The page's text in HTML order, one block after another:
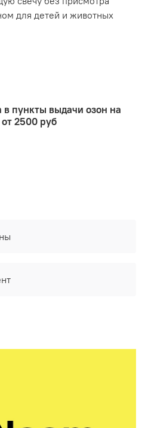
для детей и животных
в пункты выдачи озон на
2500 руб